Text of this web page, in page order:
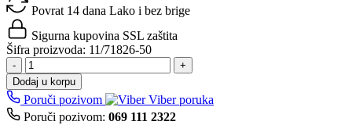
Povrat 14 dana Lako i bez brige
Sigurna kupovina SSL zaštita
Šifra proizvoda: 11/71826-50
-
+
Dodaj u korpu
Poruči pozivom
Viber poruka
Poruči pozivom: 069 111 2322